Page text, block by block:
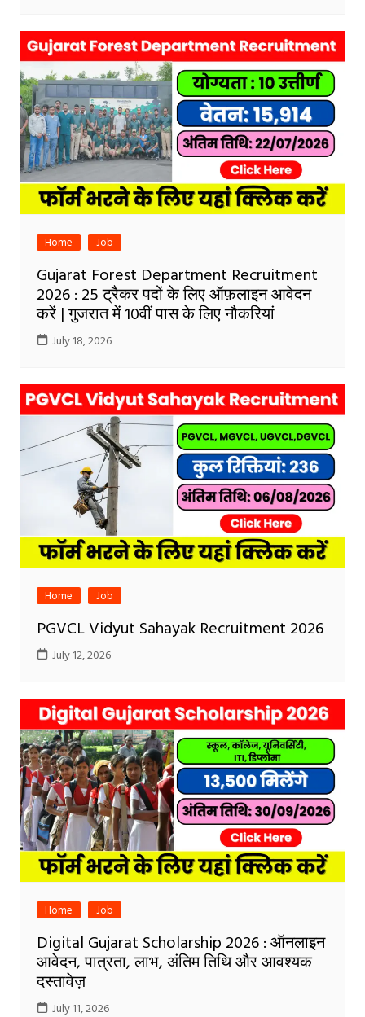
Home Job
Gujarat Forest Department Recruitment
2026 : 25 ट्रैकर पदों के लिए ऑफ़लाइन आवेदन
करें | गुजरात में 10वीं पास के लिए नौकरियां
July 18, 2026
Home Job
PGVCL Vidyut Sahayak Recruitment 2026
July 12, 2026
Home Job
Digital Gujarat Scholarship 2026 : ऑनलाइन
आवेदन, पात्रता, लाभ, अंतिम तिथि और आवश्यक
दस्तावेज़
July 11, 2026